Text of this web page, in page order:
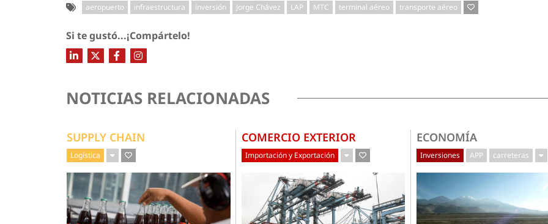
aeropuerto infraestructura inversión Jorge Chávez LAP MTC terminal aéreo transporte aéreo
Si te gustó...¡Compártelo!
NOTICIAS RELACIONADAS
SUPPLY CHAIN
Logística
COMERCIO EXTERIOR
Importación y Exportación
ECONOMÍA
Inversiones APP carreteras